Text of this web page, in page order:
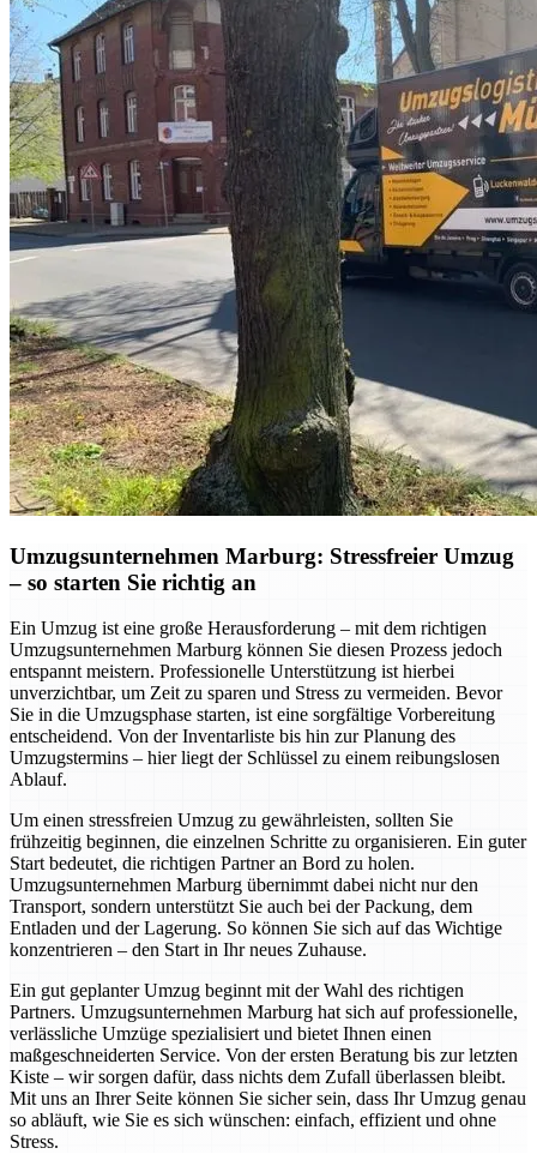
Umzugsunternehmen Marburg: Stressfreier Umzug
– so starten Sie richtig an
Ein Umzug ist eine große Herausforderung – mit dem richtigen
Umzugsunternehmen Marburg können Sie diesen Prozess jedoch
entspannt meistern. Professionelle Unterstützung ist hierbei
unverzichtbar, um Zeit zu sparen und Stress zu vermeiden. Bevor
Sie in die Umzugsphase starten, ist eine sorgfältige Vorbereitung
entscheidend. Von der Inventarliste bis hin zur Planung des
Umzugstermins – hier liegt der Schlüssel zu einem reibungslosen
Ablauf.
Um einen stressfreien Umzug zu gewährleisten, sollten Sie
frühzeitig beginnen, die einzelnen Schritte zu organisieren. Ein guter
Start bedeutet, die richtigen Partner an Bord zu holen.
Umzugsunternehmen Marburg übernimmt dabei nicht nur den
Transport, sondern unterstützt Sie auch bei der Packung, dem
Entladen und der Lagerung. So können Sie sich auf das Wichtige
konzentrieren – den Start in Ihr neues Zuhause.
Ein gut geplanter Umzug beginnt mit der Wahl des richtigen
Partners. Umzugsunternehmen Marburg hat sich auf professionelle,
verlässliche Umzüge spezialisiert und bietet Ihnen einen
maßgeschneiderten Service. Von der ersten Beratung bis zur letzten
Kiste – wir sorgen dafür, dass nichts dem Zufall überlassen bleibt.
Mit uns an Ihrer Seite können Sie sicher sein, dass Ihr Umzug genau
so abläuft, wie Sie es sich wünschen: einfach, effizient und ohne
Stress.